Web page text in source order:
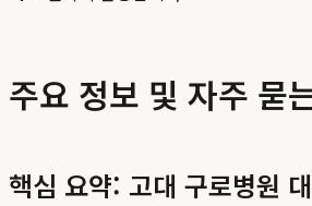
주요 정보 및 자주 묻
핵심 요약: 고대 구로병원